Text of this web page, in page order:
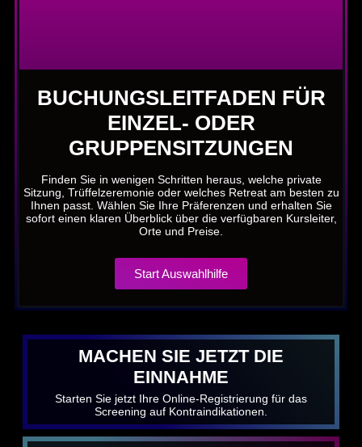
BUCHUNGSLEITFADEN FÜR
EINZEL- ODER
GRUPPENSITZUNGEN
Finden Sie in wenigen Schritten heraus, welche private
Sitzung, Trüffelzeremonie oder welches Retreat am besten zu
Ihnen passt. Wählen Sie Ihre Präferenzen und erhalten Sie
sofort einen klaren Überblick über die verfügbaren Kursleiter,
Orte und Preise.
Start Auswahlhilfe
MACHEN SIE JETZT DIE
EINNAHME
Starten Sie jetzt Ihre Online-Registrierung für das
Screening auf Kontraindikationen.